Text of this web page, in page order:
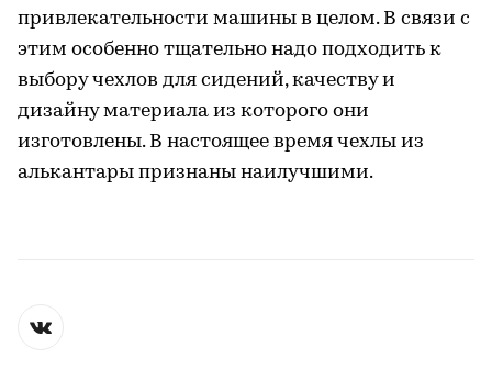
привлекательности машины в целом. В связи с
этим особенно тщательно надо подходить к
выбору чехлов для сидений, качеству и
дизайну материала из которого они
изготовлены. В настоящее время чехлы из
алькантары признаны наилучшими.